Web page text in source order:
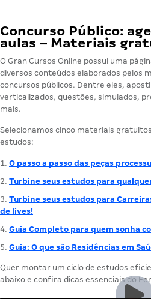
Concurso Público:
aulas – Materiais
O Gran Cursos Online possui uma
diversos conteúdos elaborados pelos
concursos públicos. Dentre eles,
verticalizados, questões, simulados,
mais.
Selecionamos cinco materiais
estudos:
O passo a passo das peças
Turbine seus estudos para
Turbine seus estudos para
de lives!
Guia Completo para quem sonha
Guia: O que são Residências em
Quer montar um ciclo de estudos
abaixo e confira dicas essenciais do